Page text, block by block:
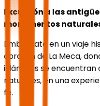
Excursión a las
monumentos
Embárcate en un viaje
corazón de La Meca,
islámicos se
naturales, en una
fe.